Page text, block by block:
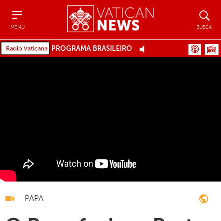
MENU BUSCA
PROGRAMA BRASILEIRO
PAPA